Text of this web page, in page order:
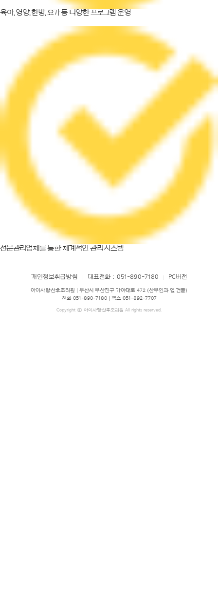
육아, 영양, 한방, 요가 등 다양한 프로그램 운영
전문관리업체를 통한 체계적인 관리 시스템
개인정보취급방침 대표전화 : 051-890-7180 PC버전
아이사랑산후조리원 | 부산시 부산진구 가야대로 472 (산부인과 옆 건물)
전화 051-890-7180 | 팩스 051-892-7707
Copyright ⓒ 아이사랑산후조리원 All rights reserved.